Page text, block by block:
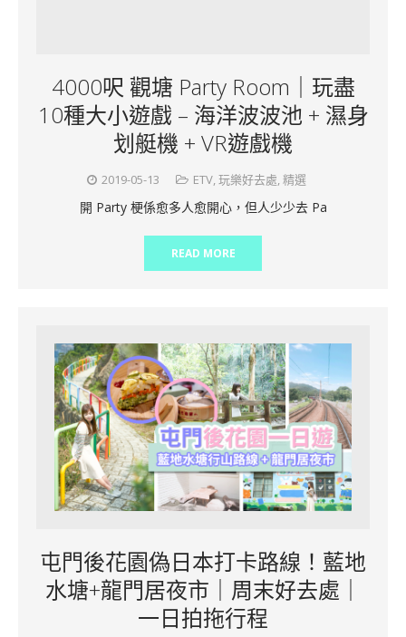
4000呎 觀塘 Party Room｜玩盡
10種大小遊戲 – 海洋波波池 + 濕身
划艇機 + VR遊戲機
2019-05-13 ETV,玩樂好去處,精選
開 Party 梗係愈多人愈開心，但人少少去 Pa
READ MORE
屯門後花園偽日本打卡路線！藍地
水塘+龍門居夜市｜周末好去處｜
一日拍拖行程